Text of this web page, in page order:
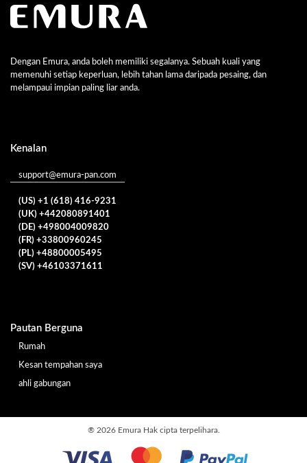
Dengan Emura, anda boleh memiliki segalanya. Sebuah kuali yang
memenuhi setiap keperluan, lebih tahan lama daripada pesaing, dan
melampaui impian paling liar anda.
Kenalan
support@emura-pan.com
(US) +1 (618) 416-9231
(UK) +442080891401
(DE) +498004009820
(FR) +33800960245
(PL) +48800005495
(SV) +46103371611
Pautan Berguna
Rumah
Kesan tempahan saya
ahli gabungan
® 2026 Emura Hak cipta terpelihara.